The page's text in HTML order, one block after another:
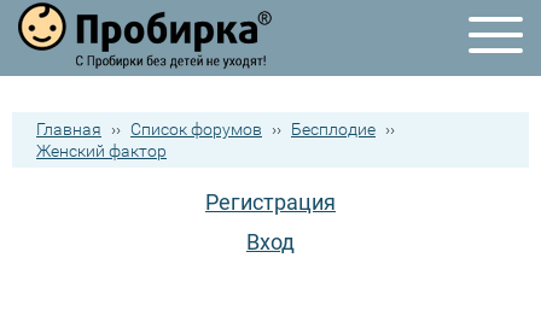
Главная ›› Список форумов ›› Бесплодие ››
Женский фактор
Регистрация
Вход